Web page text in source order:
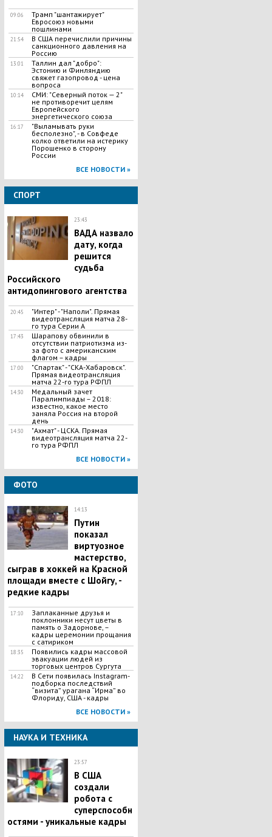
09:06
Трамп "шантажирует"
Евросоюз новыми
пошлинами
21:54
В США перечислили причины
санкционного давления на
Россию
13:01
Таллин дал "добро":
Эстонию и Финляндию
свяжет газопровод - цена
вопроса
10:14
СМИ: "Северный поток — 2"
не противоречит целям
Европейского
энергетического союза
16:17
"Выламывать руки
бесполезно", - в Совфеде
колко ответили на истерику
Порошенко в сторону
России
ВСЕ НОВОСТИ »
СПОРТ
23:43
ВАДА назвало
дату, когда
решится
судьба
Российского
антидопингового агентства
20:45
"Интер" - "Наполи". Прямая
видеотрансляция матча 28-
го тура Серии А
17:43
Шарапову обвинили в
отсутствии патриотизма из-
за фото с американским
флагом – кадры
17:00
"Спартак" - "СКА-Хабаровск".
Прямая видеотрансляция
матча 22-го тура РФПЛ
14:30
Медальный зачет
Паралимпиады – 2018:
известно, какое место
заняла Россия на второй
день
14:30
"Ахмат" - ЦСКА. Прямая
видеотрансляция матча 22-
го тура РФПЛ
ВСЕ НОВОСТИ »
ФОТО
14:13
Путин
показал
виртуозное
мастерство,
сыграв в хоккей на Красной
площади вместе с Шойгу, -
редкие кадры
17:10
Заплаканные друзья и
поклонники несут цветы в
память о Задорнове, –
кадры церемонии прощания
с сатириком
18:35
Появились кадры массовой
эвакуации людей из
торговых центров Сургута
14:22
В Сети появилась Іnstagram-
подборка последствий
“визита” урагана “Ирма” во
Флориду, США - кадры
ВСЕ НОВОСТИ »
НАУКА И ТЕХНИКА
23:57
В США
создали
робота с
суперспособн
остями - уникальные кадры